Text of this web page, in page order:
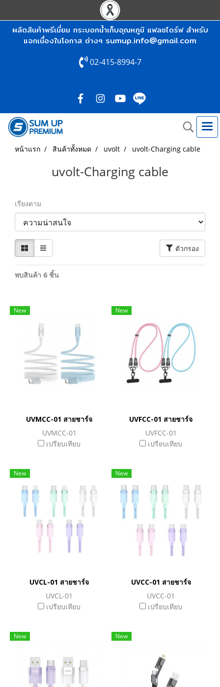
ผลิตสินค้าพรีเมี่ยม กระบอกน้ำเก็บอุณหภูมิ แฟลชไดร์ฟ สำหรับ
แจกเนื่องในโอกาส ต่างๆ sumup.info@gmail.com
02-415-8994-7
หน้าแรก สินค้าทั้งหมด uvolt uvolt-Charging cable
uvolt-Charging cable
เรียงตาม
ตัวกรอง
พบสินค้า 6 ชิ้น
New
UVMCC-01 สายชาร์จ
UVMCC-01
เปรียบเทียบ
New
UVFCC-01 สายชาร์จ
UVFCC-01
เปรียบเทียบ
New
UVCL-01 สายชาร์จ
UVCL-01
เปรียบเทียบ
New
UVCC-01 สายชาร์จ
UVCC-01
เปรียบเทียบ
New New